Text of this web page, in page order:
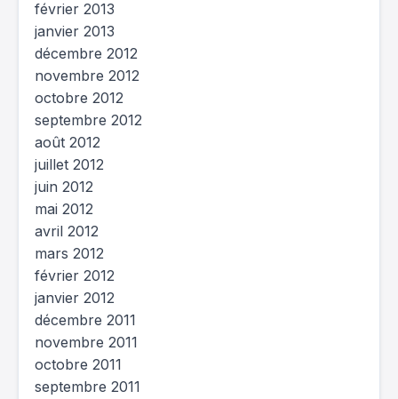
février 2013
janvier 2013
décembre 2012
novembre 2012
octobre 2012
septembre 2012
août 2012
juillet 2012
juin 2012
mai 2012
avril 2012
mars 2012
février 2012
janvier 2012
décembre 2011
novembre 2011
octobre 2011
septembre 2011